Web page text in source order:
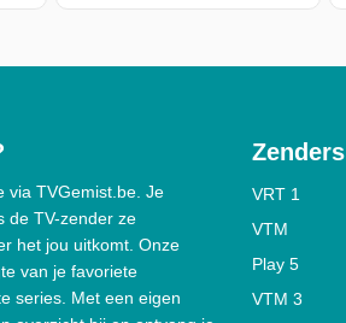
via TVGemist.be. Je
de TV-zender ze
het jou uitkomt. Onze
van je favoriete
series. Met een eigen
Zenders
VRT 1
VTM
Play 5
VTM 3